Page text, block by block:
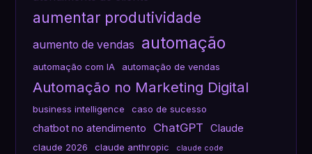
aumentar produtividade
aumento de vendas automação
automação com IA automação de vendas
Automação no Marketing Digital
business intelligence caso de sucesso
chatbot no atendimento ChatGPT Claude
claude 2026 claude anthropic claude code